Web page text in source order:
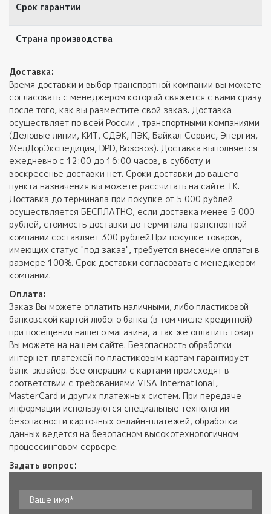
Срок гарантии
Страна производства
Доставка:
Время доставки и выбор транспортной компании вы можете
согласовать с менеджером который свяжется с вами сразу
после того, как вы разместите свой заказ. Доставка
осуществляет по всей России , транспортными компаниями
(Деловые линии, КИТ, СДЭК, ПЭК, Байкал Сервис, Энергия,
ЖелДорЭкспедиция, DPD, Возовоз). Доставка выполняется
ежедневно с 12:00 до 16:00 часов, в субботу и
воскресенье доставки нет. Сроки доставки до вашего
пункта назначения вы можете рассчитать на сайте ТК.
Доставка до терминала при покупке от 5 000 рублей
осуществляется БЕСПЛАТНО, если доставка менее 5 000
рублей, стоимость доставки до терминала транспортной
компании составляет 300 рублей.При покупке товаров,
имеющих статус "под заказ", требуется внесение оплаты в
размере 100%. Срок доставки согласовать с менеджером
компании.
Оплата:
Заказ Вы можете оплатить наличными, либо пластиковой
банковской картой любого банка (в том числе кредитной)
при посещении нашего магазина, а так же оплатить товар
Вы можете на нашем сайте. Безопасность обработки
интернет-платежей по пластиковым картам гарантирует
банк-эквайер. Все операции с картами происходят в
соответствии с требованиями VISA International,
MasterCard и других платежных систем. При передаче
информации используются специальные технологии
безопасности карточных онлайн-платежей, обработка
данных ведется на безопасном высокотехнологичном
процессинговом сервере.
Задать вопрос: